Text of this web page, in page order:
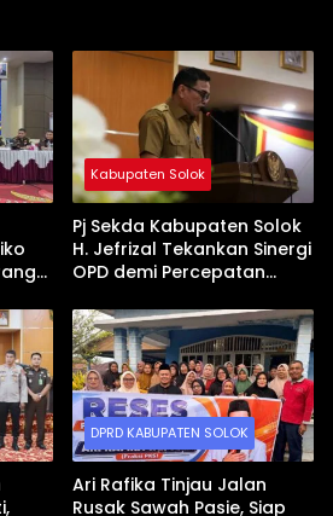
Kabupaten Solok
Pj Sekda Kabupaten Solok
H. Jefrizal Tekankan Sinergi
OPD demi Percepatan
DPRD KABUPATEN SOLOK
Ari Rafika Tinjau Jalan
Rusak Sawah Pasie, Siap